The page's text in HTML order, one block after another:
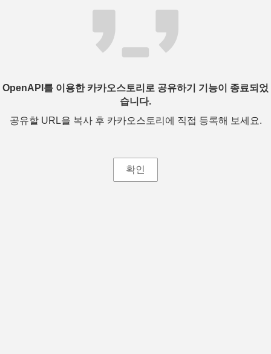
OpenAPI를 이용한 카카오스토리로 공유하기 기능이 종료되었
습니다.
공유할 URL을 복사 후 카카오스토리에 직접 등록해 보세요.
확인